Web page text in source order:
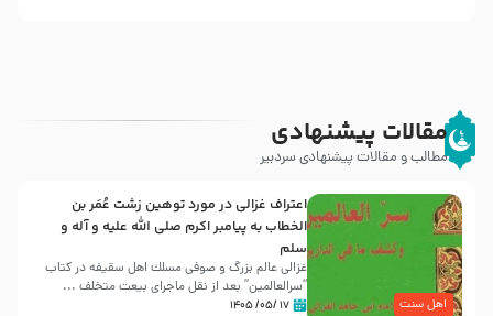
مقالات پیشنهادی
مطالب و مقالات پیشنهادی سردبیر
اهل سنت
اعتراف غزالی در مورد توهین زشت عُمَر بن
الخطاب به پیامبر اکرم صلی الله علیه و آله و
سلم
غزالی عالم بزرگ و صوفی مسلك اهل سقيفه در کتاب
“سرالعالمین” بعد از نقل ماجرای بیعت متخلف ...
۱۷ /۰۵/ ۱۴۰۵